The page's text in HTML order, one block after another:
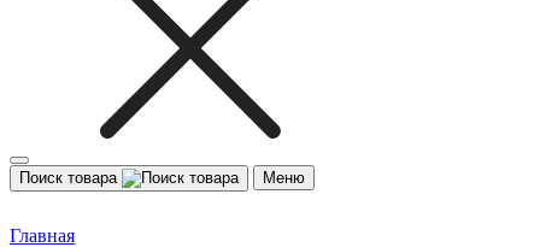
Поиск товара Меню
Главная